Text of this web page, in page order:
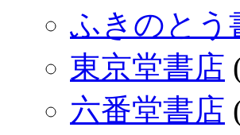
ふきのとう
東京堂書店
六番堂書店